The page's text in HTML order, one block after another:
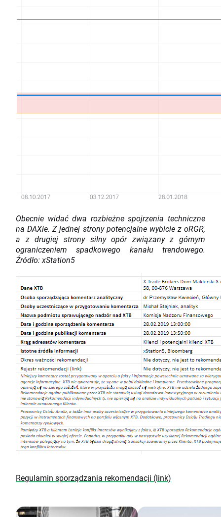
Obecnie widać dwa rozbieżne spojrzenia techniczne
na DAXie. Z jednej strony potencjalne wybicie z oRGR,
a z drugiej strony silny opór związany z górnym
ograniczeniem spadkowego kanału trendowego.
Źródło: xStation5​​​​​​​
Regulamin sporządzania rekomendacji (link)